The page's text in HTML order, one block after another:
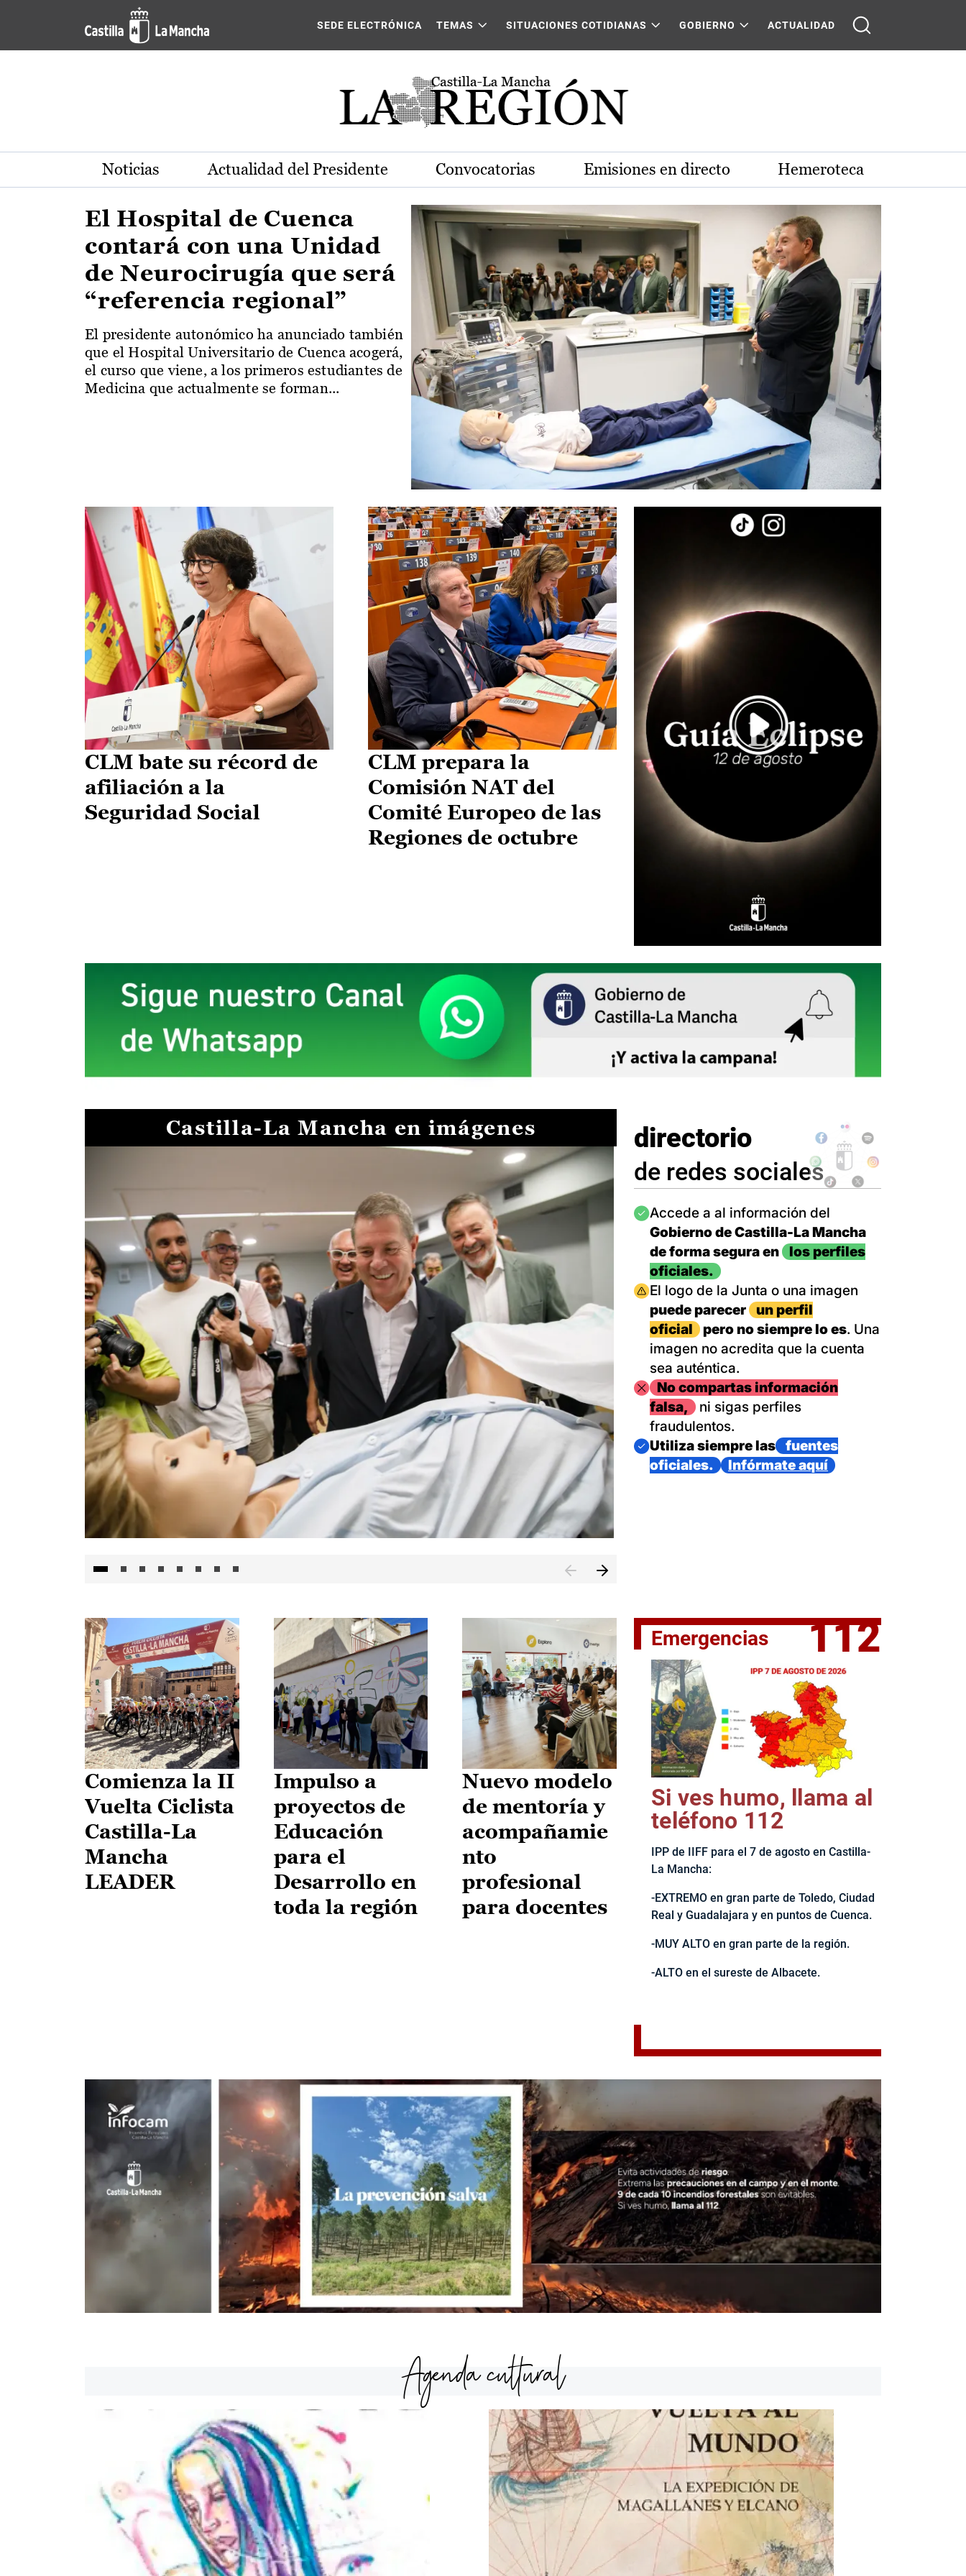
Pasar al contenido principal
Actualidad de la región de Castilla-La Mancha
SEDE ELECTRÓNICA TEMAS SITUACIONES COTIDIANAS GOBIERNO ACTUALIDAD
Noticias Actualidad del Presidente Convocatorias Emisiones en directo Hemeroteca
El Hospital de Cuenca
contará con una Unidad
de Neurocirugía que será
“referencia regional”
El presidente autonómico ha anunciado también
que el Hospital Universitario de Cuenca acogerá,
el curso que viene, a los primeros estudiantes de
Medicina que actualmente se forman...
CLM bate su récord de
afiliación a la
Seguridad Social
CLM prepara la
Comisión NAT del
Comité Europeo de las
Regiones de octubre
Castilla-La Mancha en imágenes
El jefe del Ejecutivo castellanomanchego, Emiliano García-
directorio
de redes sociales
Imagen
Accede a al información del
Gobierno de Castilla-La Mancha
de forma segura en
los perfiles
oficiales.
Imagen
El logo de la Junta o una imagen
puede parecer
un perfil
oficial
pero no siempre lo es. Una
imagen no acredita que la cuenta
sea auténtica.
ImagenNo compartas información
falsa,
ni sigas perfiles
fraudulentos.
Imagen
Utiliza siempre las
fuentes
oficiales.
Infórmate aquí
Comienza la II
Vuelta Ciclista
Castilla-La
Mancha
LEADER
Impulso a
proyectos de
Educación
para el
Desarrollo en
toda la región
Nuevo modelo
de mentoría y
acompañamie
nto
profesional
para docentes
Emergencias 112
Si ves humo, llama al
teléfono 112
IPP de IIFF para el 7 de agosto en Castilla-
La Mancha:
-EXTREMO en gran parte de Toledo, Ciudad
Real y Guadalajara y en puntos de Cuenca.
-MUY ALTO en gran parte de la región.
-ALTO en el sureste de Albacete.
Agenda cultural